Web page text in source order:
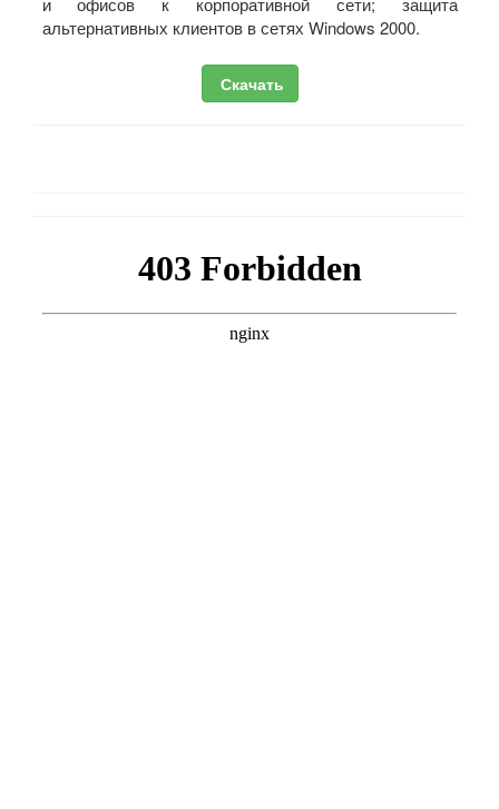
альтернативных клиентов в сетях Windows 2000.
Скачать